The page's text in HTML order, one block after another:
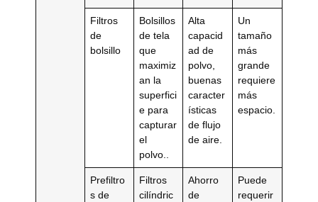
Filtros
de
bolsillo
Bolsillos
de tela
que
maximiz
an la
superfici
e para
capturar
el
polvo..
Alta
capacid
ad de
polvo,
buenas
caracter
ísticas
de flujo
de aire.
Un
tamaño
más
grande
requiere
más
espacio.
Prefiltro
s de
Filtros
cilíndric
Ahorro
de
Puede
requerir